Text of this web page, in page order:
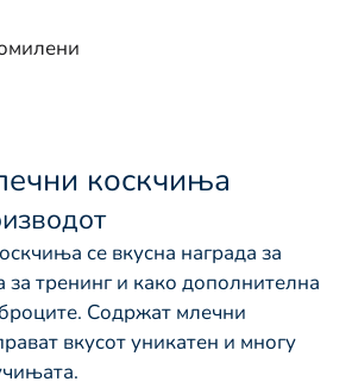
коскчиња
се вкусна награда за
тренинг и како дополнителна
Содржат млечни
вкусот уникатен и многу